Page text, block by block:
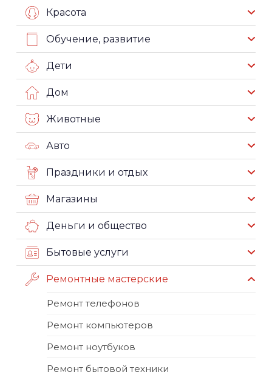
Красота
Обучение, развитие
Дети
Дом
Животные
Авто
Праздники и отдых
Магазины
Деньги и общество
Бытовые услуги
Ремонтные мастерские
Ремонт телефонов
Ремонт компьютеров
Ремонт ноутбуков
Ремонт бытовой техники